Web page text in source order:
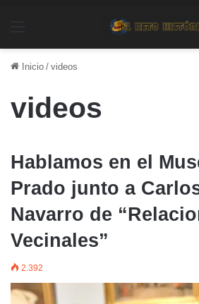
Inicio / videos
videos
Hablamos en el
Prado junto a
Navarro de
Vecinales”
2.392